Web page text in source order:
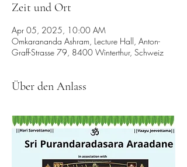
Zeit und Ort
Apr 05, 2025, 10:00 AM
Omkarananda Ashram, Lecture Hall, Anton-
Graff-Strasse 79, 8400 Winterthur, Schweiz
Über den Anlass